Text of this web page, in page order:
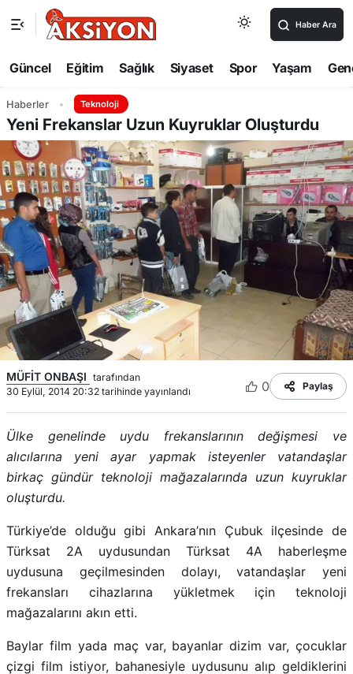
Haber Ara
Güncel Eğitim Sağlık Siyaset Spor Yaşam
Haberler Teknoloji
Yeni Frekanslar Uzun Kuyruklar Oluşturdu
MÜFİT ONBAŞI tarafından
30 Eylül, 2014 20:32 tarihinde yayınlandı
0 Paylaş
Ülke genelinde uydu frekanslarının değişmesi ve
alıcılarına yeni ayar yapmak isteyenler vatandaşlar
birkaç gündür teknoloji mağazalarında uzun kuyruklar
oluşturdu.
Türkiye’de olduğu gibi Ankara’nın Çubuk ilçesinde de
Türksat 2A uydusundan Türksat 4A haberleşme
uydusuna geçilmesinden dolayı, vatandaşlar yeni
frekansları cihazlarına yükletmek için teknoloji
mağazalarını akın etti.
Baylar film yada maç var, bayanlar dizim var, çocuklar
çizgi film istiyor, bahanesiyle uydusunu alıp geldiklerini